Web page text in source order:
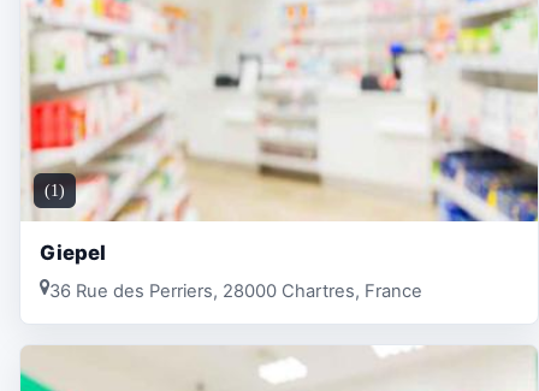
(1)
Giepel
36 Rue des Perriers, 28000 Chartres, France